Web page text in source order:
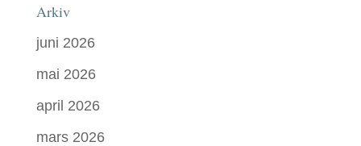
Arkiv
juni 2026
mai 2026
april 2026
mars 2026